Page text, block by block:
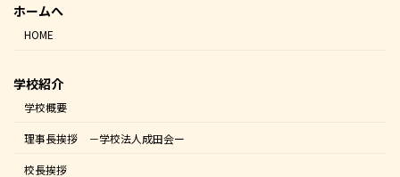
ホームへ
HOME
学校紹介
学校概要
理事長挨拶 －学校法人成田会ー
校長挨拶